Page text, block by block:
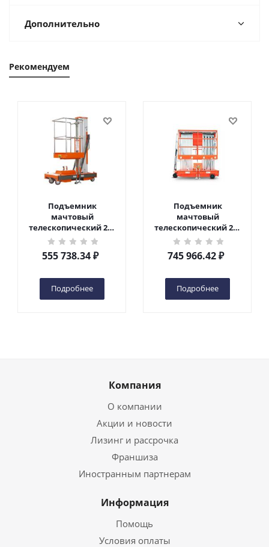
Дополнительно
Рекомендуем
Подъемник
мачтовый
телескопический 200
кг 6 м TOR GTWY6-200S
DC 2-мачтовый
(автономный) (G) в
555 738.34₽
Подробнее
Подъемник
мачтовый
телескопический 200
кг 10 м TOR GTWY10-
200S DC 2-мачтовый
(автономный) (N) в
745 966.42₽
Подробнее
Компания
О компании
Акции и новости
Лизинг и рассрочка
Франшиза
Иностранным партнерам
Информация
Помощь
Условия оплаты